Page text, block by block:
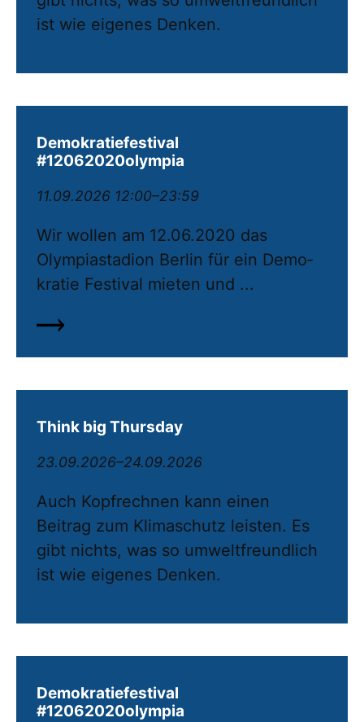
ist wie eigenes Denken.
Demokratiefestival
#12062020olympia
11.09.2026 12:00–23:59
Wir wollen am 12.06.2020 das
Olympiastadion Berlin für ein De­mo­
kratie Festival mieten und ...
Think big Thursday
23.09.2026–24.09.2026
Auch Kopfrechnen kann einen
Beitrag zum Klimaschutz leisten. Es
gibt nichts, was so umweltfreundlich
ist wie eigenes Denken.
Demokratiefestival
#12062020olympia